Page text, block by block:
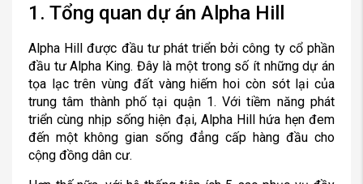
1. Tổng quan dự án Alpha Hill
Alpha Hill được đầu tư phát triển bởi công ty cổ phần
đầu tư Alpha King. Đây là một trong số ít những dự án
tọa lạc trên vùng đất vàng hiếm hoi còn sót lại của
trung tâm thành phố tại quận 1. Với tiềm năng phát
triển cùng nhịp sống hiện đại, Alpha Hill hứa hẹn đem
đến một không gian sống đẳng cấp hàng đầu cho
cộng đồng dân cư.